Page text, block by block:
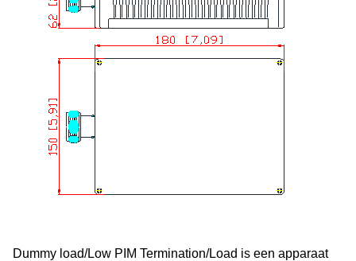
Dummy load/Low PIM Termination/Load is een apparaat